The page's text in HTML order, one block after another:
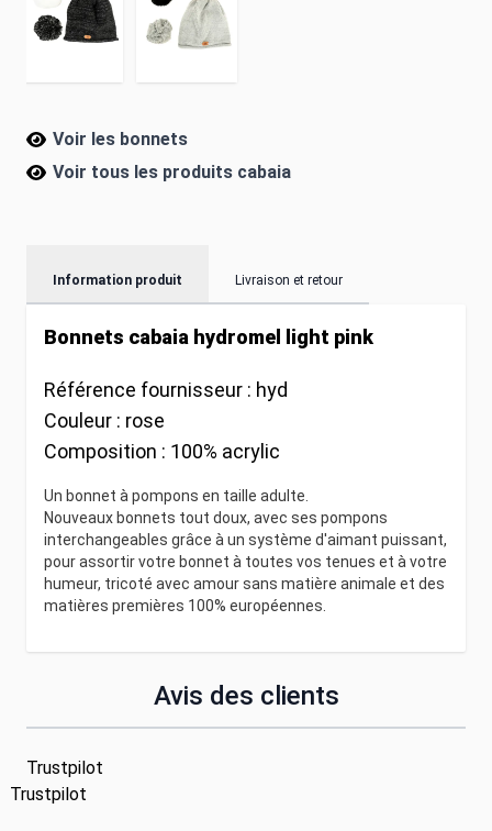
Voir les bonnets
Voir tous les produits cabaia
Information produit Livraison et retour
Bonnets cabaia hydromel light pink
Référence fournisseur : hyd
Couleur : rose
Composition : 100% acrylic
Un bonnet à pompons en taille adulte.
Nouveaux bonnets tout doux, avec ses pompons
interchangeables grâce à un système d'aimant puissant,
pour assortir votre bonnet à toutes vos tenues et à votre
humeur, tricoté avec amour sans matière animale et des
matières premières 100% européennes.
Avis des clients
Trustpilot
Trustpilot